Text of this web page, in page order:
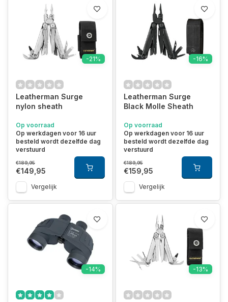
-21%
Leatherman Surge
nylon sheath
Op voorraad
Op werkdagen voor 16 uur
besteld wordt dezelfde dag
verstuurd
€189,95
€149,95
Vergelijk
-16%
Leatherman Surge
Black Molle Sheath
Op voorraad
Op werkdagen voor 16 uur
besteld wordt dezelfde dag
verstuurd
€189,95
€159,95
Vergelijk
-14% -13%